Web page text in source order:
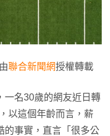
聯合新聞網授權轉載
一名30歲的網友近日轉
以這個年齡而言，薪
的事實，直言「很多公